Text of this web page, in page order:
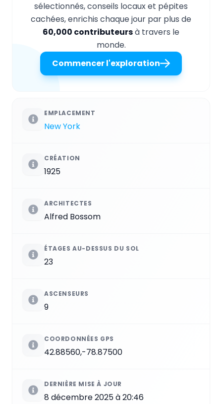
sélectionnés, conseils locaux et pépites
cachées, enrichis chaque jour par plus de
60,000 contributeursà travers le
monde.
Commencer l'exploration
EMPLACEMENT
New York
CRÉATION
1925
ARCHITECTES
Alfred Bossom
ÉTAGES AU-DESSUS DU SOL
23
ASCENSEURS
9
COORDONNÉES GPS
42.88560,-78.87500
DERNIÈRE MISE À JOUR
8 décembre 2025 à 20:46